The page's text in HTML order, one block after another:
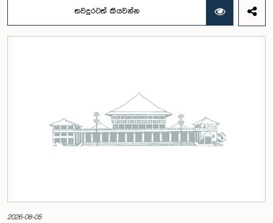
සහභාගීත්වයෙන් විවෘත පාර්ලිමේන්තු සංකල්පය තවදුරටත් ප්‍රවර්ධනය කිරීමේ
අරමුණින් මෙම වැඩමුළු මාලාව සංවිධානය කෙරෙන අතර සංසදයේ සාමාජික
මන්ත්‍රීවරු මෙන්ම ගම්පහ දිස්ත්‍රික් පාර්ලිමේන්තු මන්ත්‍රීවරුන් ද මෙම අවස්ථාවට
සංසදයේ සාමාජික මන්ත්‍රීවරු සහ වැඩමුළු මාලාව සඳහා අනුග්‍රාහකත්වය
සපයන සංවර්ධන සහකරු වන CII (Coalition for Inclusive Impact)
ආයතනයේ නියෝජිතයෝ එක්ව සිටියහ.මෙම වැඩමුළුව සඳහා සහභාගීවීමට
අපේක්ෂා කරන ගම්පහ දිස්ත්‍රික්කයේ වයස අවු 18 – 35 අතර තරුණ තරුණියන්
https://forms.gle/aVp5UzhLbtPSmVap8 සබැඳිය ඔස්සේ අදාළ පෝරමය
සම්පූර්ණ කොට ලියාපදිංචි විය විය යුතුය.
තවදුරටත් කියවන්න
2026-08-05